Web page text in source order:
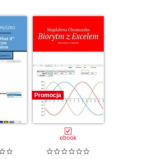
Promocja
ebook